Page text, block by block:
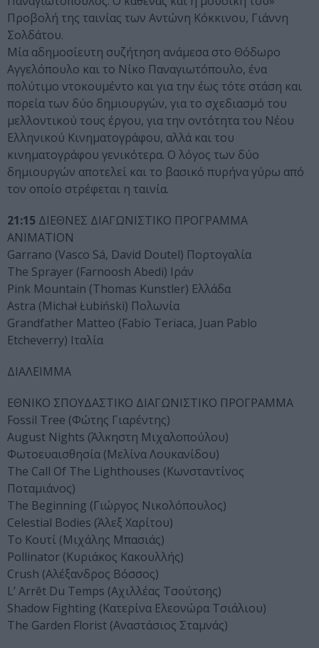
Προβολή της ταινίας των Αντώνη Κόκκινου, Γιάννη
Σολδάτου.
Μία αδημοσίευτη συζήτηση ανάμεσα στο Θόδωρο
Αγγελόπουλο και το Νίκο Παναγιωτόπουλο, ένα
πολύτιμο ντοκουμέντο και για την έως τότε στάση και
πορεία των δύο δημιουργών, για το σχεδιασμό του
μελλοντικού τους έργου, για την οντότητα του Νέου
Ελληνικού Κινηματογράφου, αλλά και του
κινηματογράφου γενικότερα. Ο λόγος των δύο
δημιουργών αποτελεί και το βασικό πυρήνα γύρω από
τον οποίο στρέφεται η ταινία.
21:15 ΔΙΕΘΝΕΣ ΔΙΑΓΩΝΙΣΤΙΚΟ ΠΡΟΓΡΑΜΜΑ
ANIMATION
Garrano (Vasco Sá, David Doutel) Πορτογαλία
The Sprayer (Farnoosh Abedi) Ιράν
Pink Mountain (Thomas Kunstler) Ελλάδα
Astra (Michał Łubiński) Πολωνία
Grandfather Matteo (Fabio Teriaca, Juan Pablo
Etcheverry) Ιταλία
ΔΙΑΛΕΙΜΜΑ
ΕΘΝΙΚΟ ΣΠΟΥΔΑΣΤΙΚΟ ΔΙΑΓΩΝΙΣΤΙΚΟ ΠΡΟΓΡΑΜΜΑ
Fossil Tree (Φώτης Γιαρέντης)
August Nights (Άλκηστη Μιχαλοπούλου)
Φωτοευαισθησία (Μελίνα Λουκανίδου)
The Call Of The Lighthouses (Κωνσταντίνος
Ποταμιάνος)
The Beginning (Γιώργος Νικολόπουλος)
Celestial Bodies (Άλεξ Χαρίτου)
Το Κουτί (Μιχάλης Μπασιάς)
Pollinator (Κυριάκος Κακουλλής)
Crush (Αλέξανδρος Βόσσος)
L’ Arrêt Du Temps (Αχιλλέας Τσούτσης)
Shadow Fighting (Κατερίνα Ελεονώρα Τσιάλιου)
The Garden Florist (Αναστάσιος Σταμνάς)